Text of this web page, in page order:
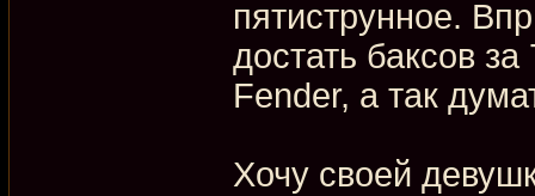
пятиструнное.
достать баксов
Fender, а так
Хочу своей